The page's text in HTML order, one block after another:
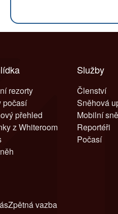
rezorty
počasí
přehled
z Whiteroom
Služby
Členství
Sněhová
Mobilní
Reportéři
Počasí
Zpětná vazba